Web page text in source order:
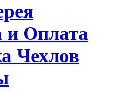
и Оплата
Чехлов